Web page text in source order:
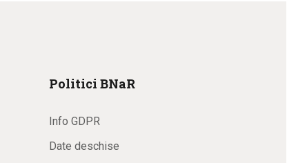
Politici BNaR
Info GDPR
Date deschise